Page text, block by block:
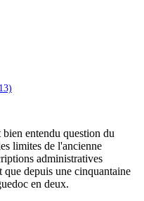
entendu question du
limites de l'ancienne
administratives
que depuis une cinquantaine
en deux.